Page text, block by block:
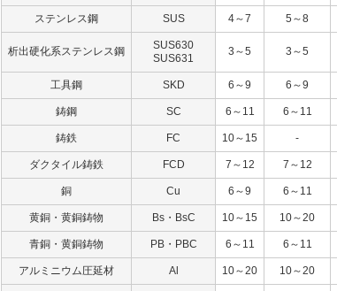
ステンレス鋼 SUS 4～7 5～8
析出硬化系ステンレス鋼
SUS630
SUS631
3～5 3～5
工具鋼 SKD 6～9 6～9
鋳鋼 SC 6～11 6～11
鋳鉄 FC 10～15 -
ダクタイル鋳鉄 FCD 7～12 7～12
銅 Cu 6～9 6～11
黄銅・黄銅鋳物 Bs・BsC 10～15 10～20
青銅・黄銅鋳物 PB・PBC 6～11 6～11
アルミニウム圧延材 Al 10～20 10～20